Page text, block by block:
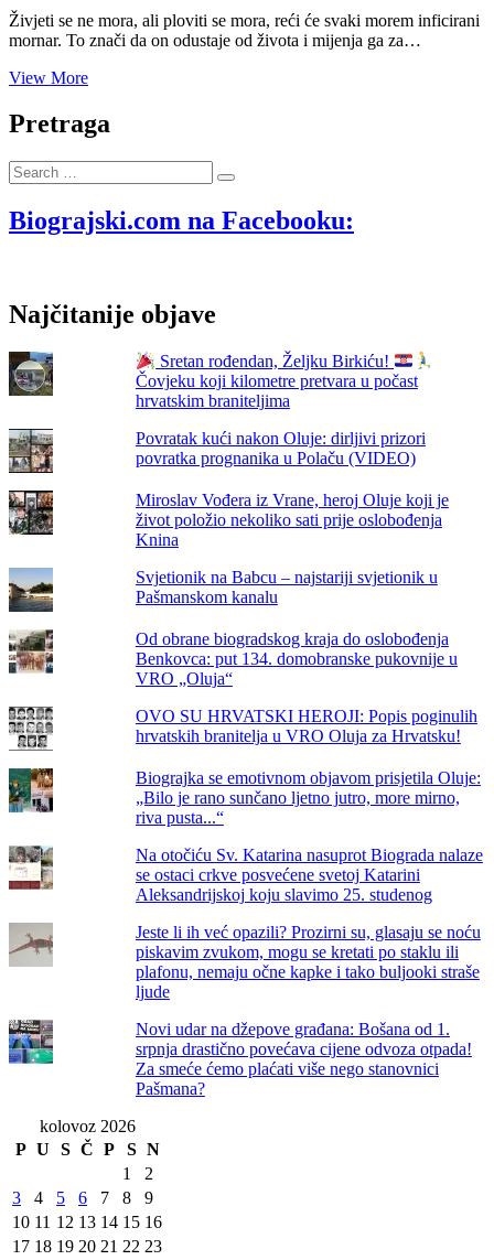
Živjeti se ne mora, ali ploviti se mora, reći će svaki morem inficirani
mornar. To znači da on odustaje od života i mijenja ga za…
View MoreŽivjeti
ne
mora,
Pretraga
Search
…
Biograjski.com na Facebooku:
Najčitanije objave
Sretan rođendan, Željku Birkiću!
Čovjeku koji kilometre pretvara u počast
hrvatskim braniteljima
Povratak kući nakon Oluje: dirljivi prizori
povratka prognanika u Polaču (VIDEO)
Miroslav Vođera iz Vrane, heroj Oluje koji je
život položio nekoliko sati prije oslobođenja
Knina
Svjetionik na Babcu – najstariji svjetionik u
Pašmanskom kanalu
Od obrane biogradskog kraja do oslobođenja
Benkovca: put 134. domobranske pukovnije u
VRO „Oluja“
OVO SU HRVATSKI HEROJI: Popis poginulih
hrvatskih branitelja u VRO Oluja za Hrvatsku!
Biograjka se emotivnom objavom prisjetila Oluje:
„Bilo je rano sunčano ljetno jutro, more mirno,
riva pusta...“
Na otočiću Sv. Katarina nasuprot Biograda nalaze
se ostaci crkve posvećene svetoj Katarini
Aleksandrijskoj koju slavimo 25. studenog
Jeste li ih već opazili? Prozirni su, glasaju se noću
piskavim zvukom, mogu se kretati po staklu ili
plafonu, nemaju očne kapke i tako buljooki straše
ljude
Novi udar na džepove građana: Bošana od 1.
srpnja drastično povećava cijene odvoza otpada!
Za smeće ćemo plaćati više nego stanovnici
Pašmana?
kolovoz 2026
P U S Č P S N
1
2
3
4 5 6 7 8
9
10 11 12 13 14 15 16
17 18 19 20 21 22 23